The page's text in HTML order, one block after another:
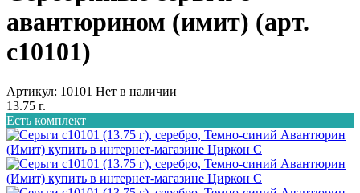
авантюрином (имит) (арт.
с10101)
Артикул: 10101 Нет в наличии
13.75 г.
Есть комплект